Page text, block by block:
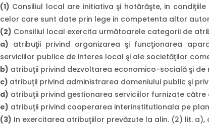
(1) Consiliul local are initiativa şi hotărăşte, in
celor care sunt date prin lege in competenta altor
(2) Consiliul local exercita următoarele categorii de
a) atribuţii privind organizarea şi funcţionarea
serviciilor publice de interes local şi ale societăţilor
b) atribuţii privind dezvoltarea economico-socială şi de
c) atribuţii privind administrarea domeniului public şi
d) atribuţii privind gestionarea serviciilor furnizate către
e) atribuţii privind cooperarea interinstitutionala pe
(3) In exercitarea atribuţiilor prevăzute la alin. (2) lit. a),